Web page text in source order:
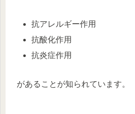
抗アレルギー作用
抗酸化作用
抗炎症作用
があることが知られています。